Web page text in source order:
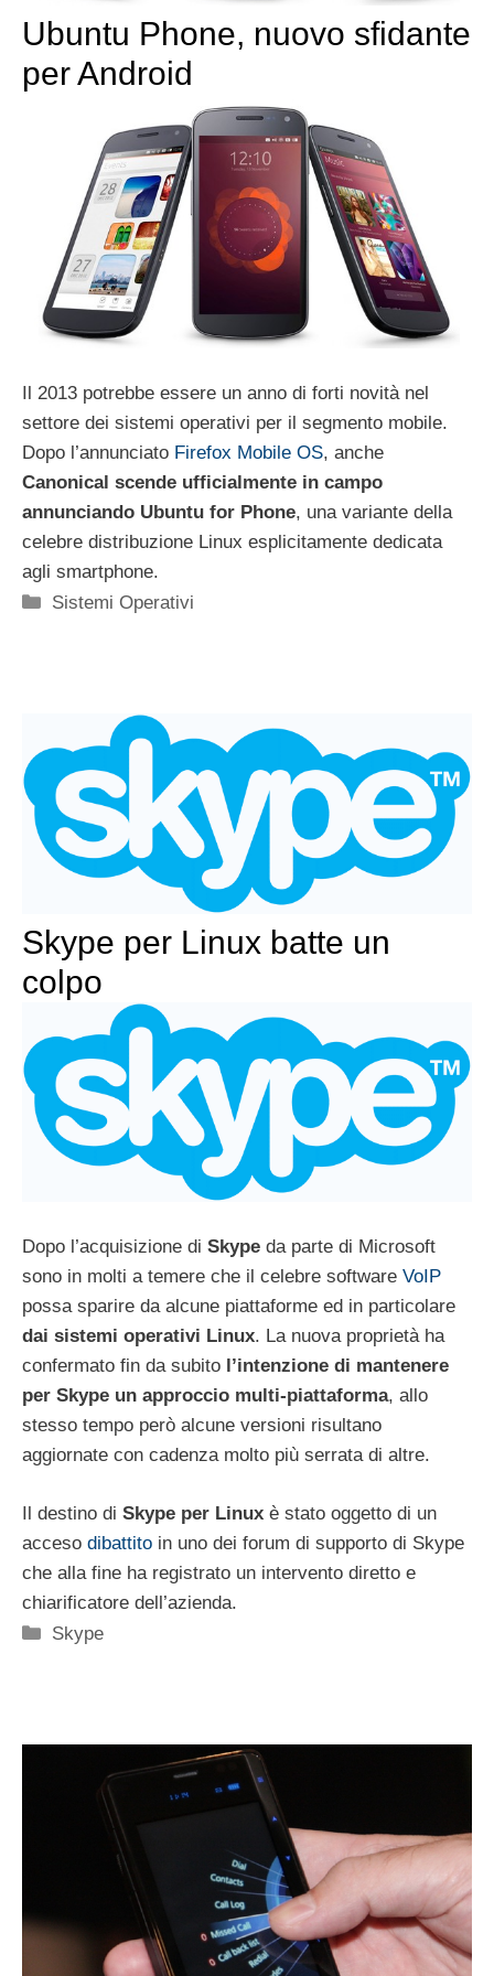
Ubuntu Phone, nuovo sfidante
per Android
Il 2013 potrebbe essere un anno di forti novità nel
settore dei sistemi operativi per il segmento mobile.
Dopo l’annunciato Firefox Mobile OS, anche
Canonical scende ufficialmente in campo
annunciando Ubuntu for Phone, una variante della
celebre distribuzione Linux esplicitamente dedicata
agli smartphone.
Categorie
Sistemi Operativi
Skype per Linux batte un
colpo
Dopo l’acquisizione di Skype da parte di Microsoft
sono in molti a temere che il celebre software VoIP
possa sparire da alcune piattaforme ed in particolare
dai sistemi operativi Linux. La nuova proprietà ha
confermato fin da subito l’intenzione di mantenere
per Skype un approccio multi-piattaforma, allo
stesso tempo però alcune versioni risultano
aggiornate con cadenza molto più serrata di altre.
Il destino di Skype per Linux è stato oggetto di un
acceso dibattito in uno dei forum di supporto di Skype
che alla fine ha registrato un intervento diretto e
chiarificatore dell’azienda.
Categorie
Skype